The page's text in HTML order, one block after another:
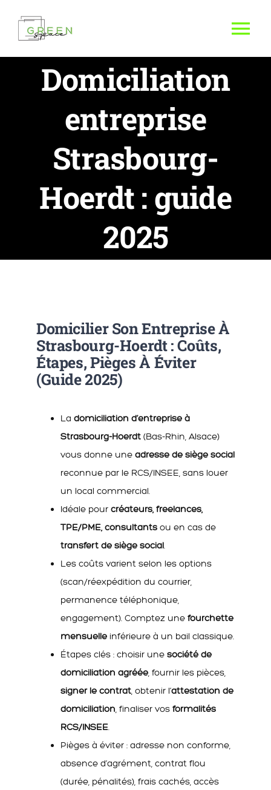
Domiciliation
entreprise
Strasbourg-
Hoerdt : guide
2025
Domicilier Son Entreprise À
Strasbourg-Hoerdt : Coûts,
Étapes, Pièges À Éviter
(Guide 2025)
La domiciliation d’entreprise à
Strasbourg-Hoerdt (Bas-Rhin, Alsace)
vous donne une adresse de siège social
reconnue par le RCS/INSEE, sans louer
un local commercial.
Idéale pour créateurs, freelances,
TPE/PME, consultants ou en cas de
transfert de siège social.
Les coûts varient selon les options
(scan/réexpédition du courrier,
permanence téléphonique,
engagement). Comptez une fourchette
mensuelle inférieure à un bail classique.
Étapes clés : choisir une société de
domiciliation agréée, fournir les pièces,
signer le contrat, obtenir l’attestation de
domiciliation, finaliser vos formalités
RCS/INSEE.
Pièges à éviter : adresse non conforme,
absence d’agrément, contrat flou
(durée, pénalités), frais cachés, accès